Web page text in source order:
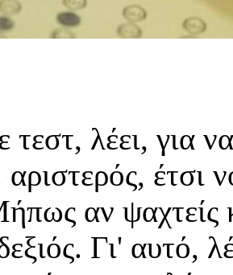
τεστ, λέει, για
έτσι
αν ψαχτείς
Γι' αυτό,